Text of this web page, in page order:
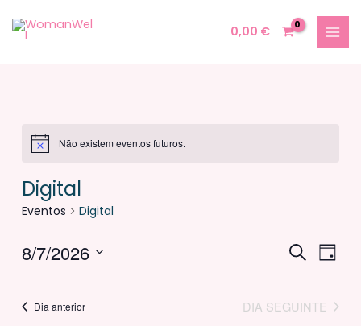
0,00 €
Não existem eventos futuros.
Digital
Eventos Digital
Eventos
Views
PESQUISAR
DIA
8/7/2026
Dia anterior DIA SEGUINTE